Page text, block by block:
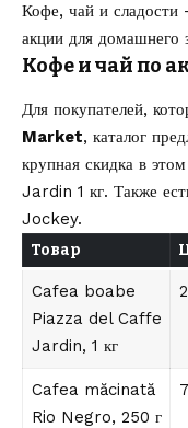
Кофе, чай и
акции для домашнего
Кофе и чай по
Для покупателей,
Market, каталог
крупная скидка в
Jardin 1 кг. Также
Jockey.
Товар
Cafea boabe
Piazza del Caffe
Jardin, 1 кг
Cafea măcinată
Rio Negro, 250 г